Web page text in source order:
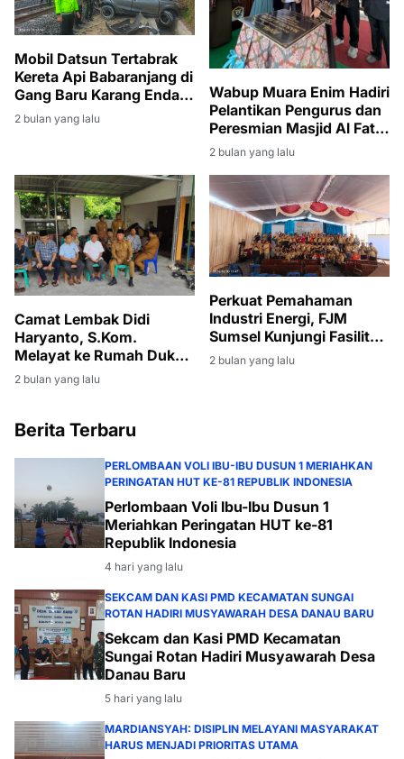
Mobil Datsun Tertabrak
Kereta Api Babaranjang di
Gang Baru Karang Endah,
Sopir Selamat
2 bulan yang lalu
Wabup Muara Enim Hadiri
Pelantikan Pengurus dan
Peresmian Masjid Al Fatih
di Lubuk Ampelas
2 bulan yang lalu
Camat Lembak Didi
Haryanto, S.Kom.
Melayat ke Rumah Duka
Istri Sekcam Gelumbang
2 bulan yang lalu
Perkuat Pemahaman
Industri Energi, FJM
Sumsel Kunjungi Fasilitas
Produksi Migas di Muara
2 bulan yang lalu
Berita Terbaru
PERLOMBAAN VOLI IBU-IBU DUSUN 1 MERIAHKAN
PERINGATAN HUT KE-81 REPUBLIK INDONESIA
Perlombaan Voli Ibu-Ibu Dusun 1
Meriahkan Peringatan HUT ke-81
Republik Indonesia
4 hari yang lalu
SEKCAM DAN KASI PMD KECAMATAN SUNGAI
ROTAN HADIRI MUSYAWARAH DESA DANAU BARU
Sekcam dan Kasi PMD Kecamatan
Sungai Rotan Hadiri Musyawarah Desa
Danau Baru
5 hari yang lalu
MARDIANSYAH: DISIPLIN MELAYANI MASYARAKAT
HARUS MENJADI PRIORITAS UTAMA